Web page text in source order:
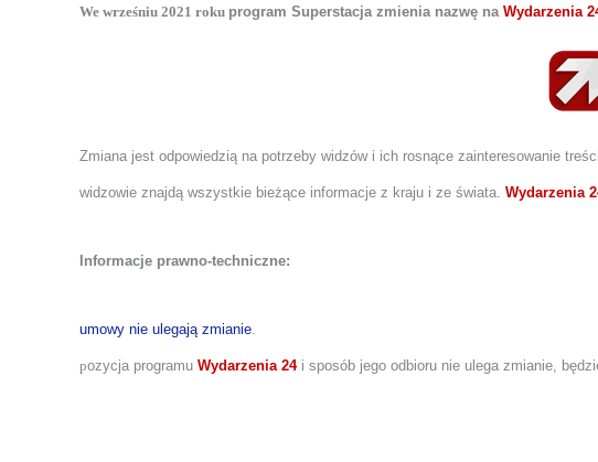
We wrześniu 2021 roku program Superstacja zmienia nazwę na Wydarzenia
Zmiana jest odpowiedzią na potrzeby widzów i ich rosnące zainteresowanie
widzowie znajdą wszystkie bieżące informacje z kraju i ze świata. Wydarzenia
Informacje prawno-techniczne:
umowy nie ulegają zmianie
pozycja programu Wydarzenia 24i sposób jego odbioru nie ulega zmianie,